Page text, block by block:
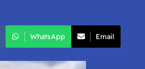
WhatsApp Email